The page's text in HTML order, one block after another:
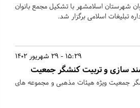
شهرستان اسلامشهر با تشکیل مجمع بانوان
تبلیغات اسلامی برگزار شد.
15:29 - 29 شهریور 1402
کنشگر جمعیت ویژه هیئات مذهبی و مجموعه های